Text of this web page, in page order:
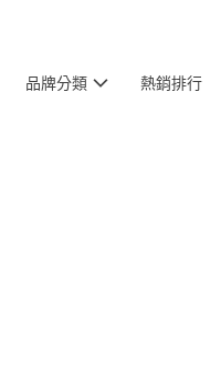
品牌分類 熱銷排行